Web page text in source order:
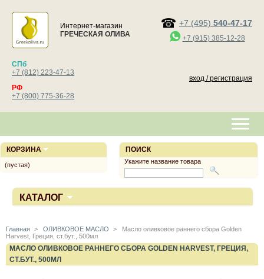
Интернет-магазин
ГРЕЧЕСКАЯ ОЛИВА
+7 (495) 540-47-17
+7 (915) 385-12-28
СПб
+7 (812) 223-47-13
РФ
+7 (800) 775-36-28
вход / регистрация
КАТАЛОГ
Главная > ОЛИВКОВОЕ МАСЛО >
Масло оливковое раннего сбора Golden
Harvest, Греция, ст.бут., 500мл
МАСЛО ОЛИВКОВОЕ РАННЕГО СБОРА GOLDEN HARVEST, ГРЕЦИЯ,
СТ.БУТ., 500МЛ
ПОИСК
Укажите название товара
КОРЗИНА
(пустая)